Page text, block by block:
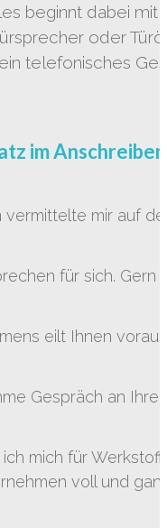
beginnt dabei
oder
telefonisches
im
vermittelte mir auf
für sich.
eilt Ihnen
Gespräch an
mich für
voll und